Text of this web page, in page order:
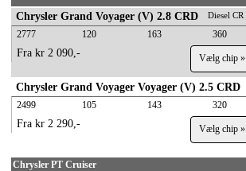
Chrysler Grand Voyager (V) 2.8 CRD Diesel CR
2777 120 163 360
Fra kr 2 090,- Vælg chip »
Chrysler Grand Voyager Voyager (V) 2.5 CRD
2499 105 143 320
Fra kr 2 290,- Vælg chip »
Chrysler PT Cruiser